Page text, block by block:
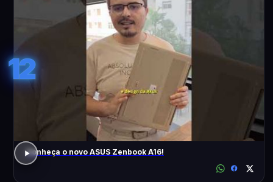
12
Conheça o novo ASUS Zenbook A16!